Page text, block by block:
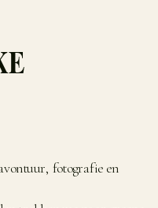
fotografie en